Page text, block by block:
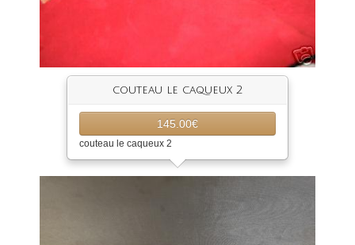
couteau le caqueux 2
145.00€
couteau le caqueux 2